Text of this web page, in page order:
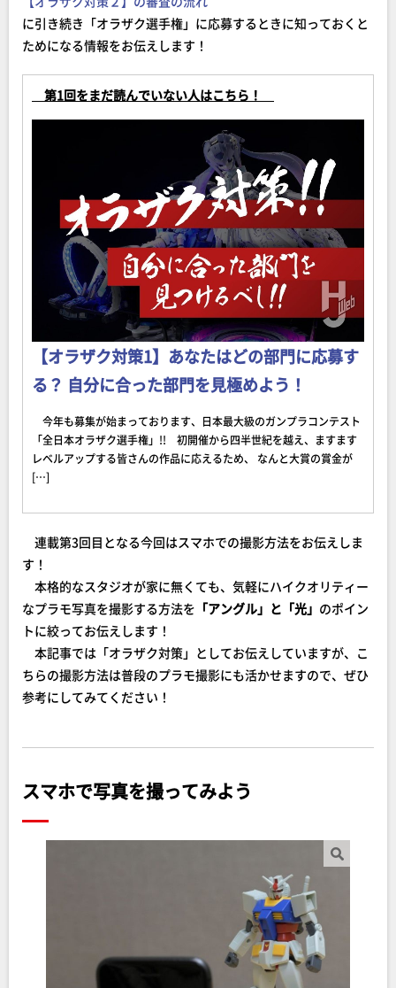
に引き続き「オラザク選手権」に応募するときに知っておくと
ためになる情報をお伝えします！
第1回をまだ読んでいない人はこちら！
【オラザク対策1】あなたはどの部門に応募す
る？ 自分に合った部門を見極めよう！
今年も募集が始まっております、日本最大級のガンプラコンテスト
「全日本オラザク選手権」!! 初開催から四半世紀を越え、ますます
レベルアップする皆さんの作品に応えるため、 なんと大賞の賞金が
[…]
連載第3回目となる今回はスマホでの撮影方法をお伝えしま
す！
本格的なスタジオが家に無くても、気軽にハイクオリティー
なプラモ写真を撮影する方法を 「アングル」と「光」 のポイン
トに絞ってお伝えします！
本記事では「オラザク対策」としてお伝えしていますが、こ
ちらの撮影方法は普段のプラモ撮影にも活かせますので、ぜひ
参考にしてみてください！
スマホで写真を撮ってみよう